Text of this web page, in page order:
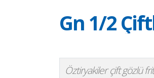
Gn 1/2
Öztiryakiler çift gözlü